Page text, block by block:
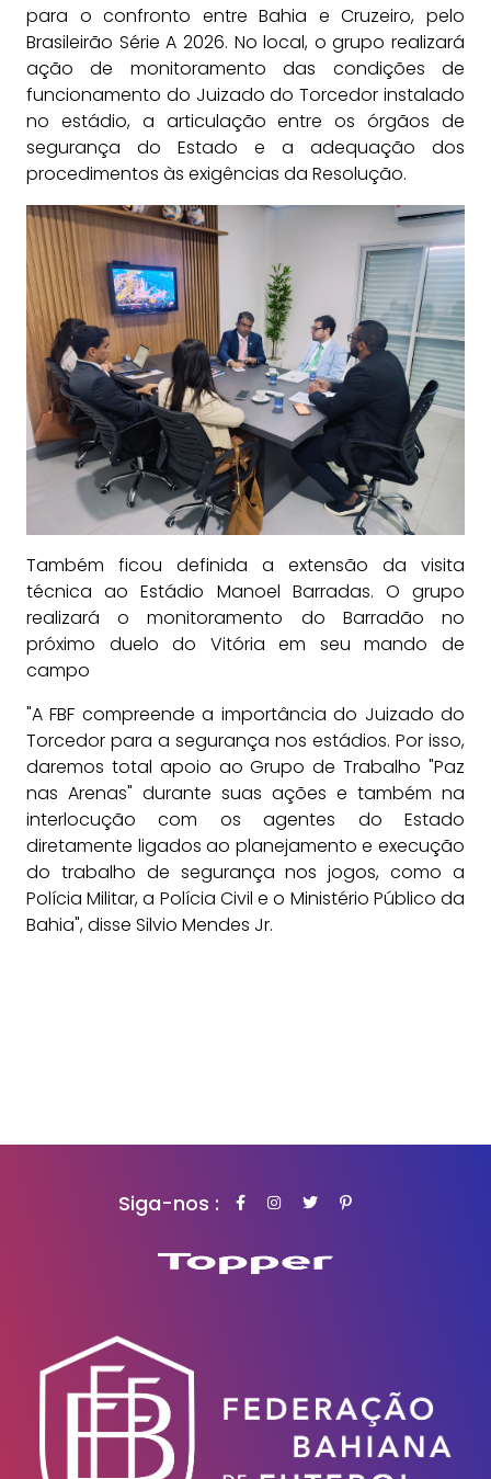
para o confronto entre Bahia e Cruzeiro, pelo
Brasileirão Série A 2026. No local, o grupo realizará
ação de monitoramento das condições de
funcionamento do Juizado do Torcedor instalado
no estádio, a articulação entre os órgãos de
segurança do Estado e a adequação dos
procedimentos às exigências da Resolução.
Também ficou definida a extensão da visita
técnica ao Estádio Manoel Barradas. O grupo
realizará o monitoramento do Barradão no
próximo duelo do Vitória em seu mando de
campo
"A FBF compreende a importância do Juizado do
Torcedor para a segurança nos estádios. Por isso,
daremos total apoio ao Grupo de Trabalho "Paz
nas Arenas" durante suas ações e também na
interlocução com os agentes do Estado
diretamente ligados ao planejamento e execução
do trabalho de segurança nos jogos, como a
Polícia Militar, a Polícia Civil e o Ministério Público da
Bahia", disse Silvio Mendes Jr.
Siga-nos :